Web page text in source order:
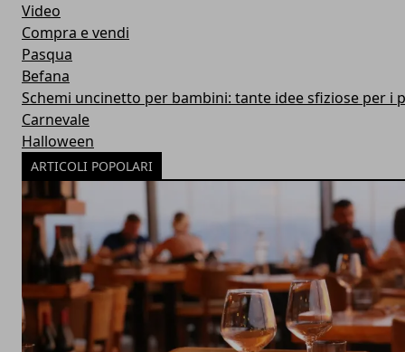
Video
Compra e vendi
Pasqua
Befana
Schemi uncinetto per bambini: tante idee sfiziose per i
Carnevale
Halloween
ARTICOLI POPOLARI